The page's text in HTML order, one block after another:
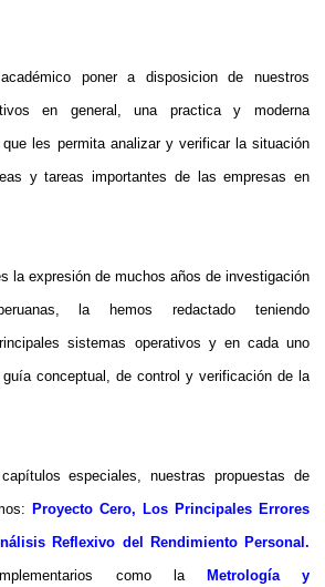
poner a disposicion de nuestros
en general, una practica y moderna
que les permita analizar y verificar la situación
y tareas importantes de las empresas en
la expresión de muchos años de investigación
la hemos redactado teniendo
sistemas operativos y en cada uno
conceptual, de control y verificación de la
especiales, nuestras propuestas de
Proyecto Cero, Los Principales Errores
Reflexivo del Rendimiento Personal.
como la
Metrología y